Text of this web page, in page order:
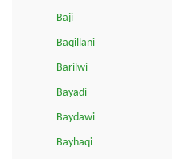
Baji
Baqillani
Barilwi
Bayadi
Baydawi
Bayhaqi